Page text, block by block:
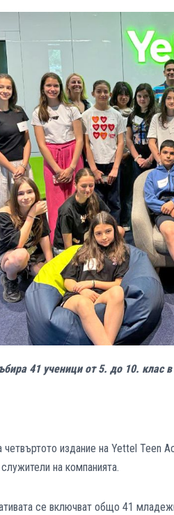
41 ученици от 5. до 10. клас
издание на Yettel Teen
на компанията.
се включват общо 41